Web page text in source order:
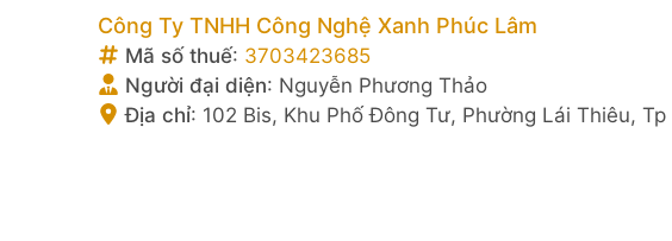
Công Ty TNHH Công Nghệ Xanh Phúc Lâm
Mã số thuế: 3703423685
Người đại diện: Nguyễn Phương Thảo
Địa chỉ: 102 Bis, Khu Phố Đông Tư, Phường Lái Thiêu,